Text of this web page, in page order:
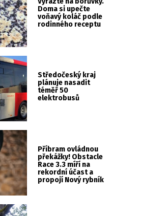
Doma si upečte
voňavý koláč podle
rodinného receptu
Středočeský kraj
plánuje nasadit
téměř 50
elektrobusů
Příbram ovládnou
překážky! Obstacle
Race 3.3 míří na
rekordní účast a
propojí Nový rybník